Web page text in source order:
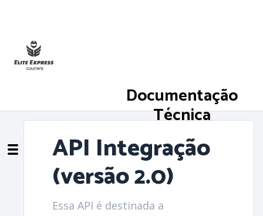
Documentação
Técnica
API Integração
(versão 2.0)
Essa API é destinada a